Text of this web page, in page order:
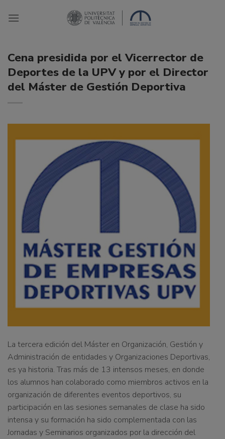
Cena presidida por el Vicerrector de
Deportes de la UPV y por el Director
del Máster de Gestión Deportiva
La tercera edición del Máster en Organización, Gestión y
Administración de entidades y Organizaciones Deportivas,
es ya historia. Tras más de 13 intensos meses, en donde
los alumnos han colaborado como miembros activos en la
organización de diferentes eventos deportivos, su
participación en las sesiones semanales de clase ha sido
intensa y su formación ha sido complementada con las
Jornadas y Seminarios organizados por la dirección del